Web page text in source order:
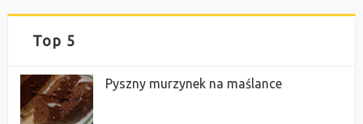
Top 5
Pyszny murzynek na maślance